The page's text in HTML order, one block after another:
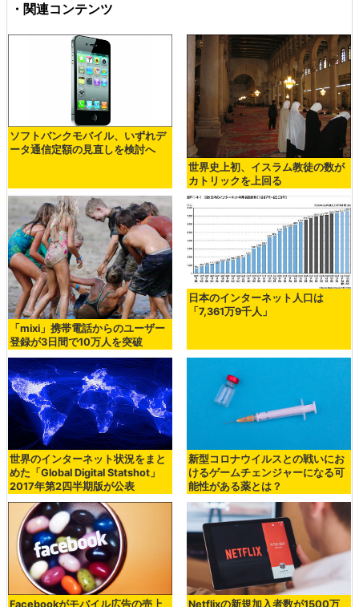
・関連コンテンツ
ソフトバンクモバイル、いずれデ
ータ通信定額の見直しを検討へ
世界史上初、イスラム教徒の数が
カトリックを上回る
「mixi」携帯電話からのユーザー
登録が3日間で10万人を突破
日本のインターネット人口は
「7,361万9千人」
世界のインターネット状況をまと
めた「Global Digital Statshot」
2017年第2四半期版が公表
新型コロナウイルスとの戦いにお
けるゲームチェンジャーになる可
能性がある薬とは？
Facebookがモバイル広告の売上 Netflixの新規加入者数が1500万